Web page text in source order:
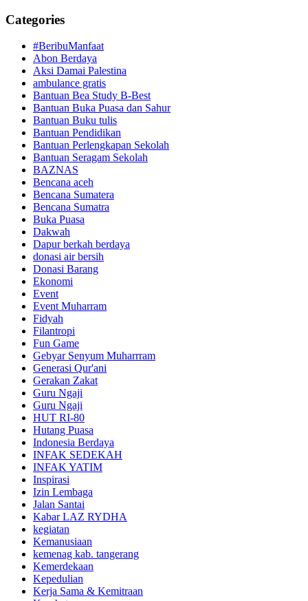
Categories
#BeribuManfaat
Abon Berdaya
Aksi Damai Palestina
ambulance gratis
Bantuan Bea Study B-Best
Bantuan Buka Puasa dan Sahur
Bantuan Buku tulis
Bantuan Pendidikan
Bantuan Perlengkapan Sekolah
Bantuan Seragam Sekolah
BAZNAS
Bencana aceh
Bencana Sumatera
Bencana Sumatra
Buka Puasa
Dakwah
Dapur berkah berdaya
donasi air bersih
Donasi Barang
Ekonomi
Event
Event Muharram
Fidyah
Filantropi
Fun Game
Gebyar Senyum Muharrram
Generasi Qur'ani
Gerakan Zakat
Guru Ngaji
Guru Ngaji
HUT RI-80
Hutang Puasa
Indonesia Berdaya
INFAK SEDEKAH
INFAK YATIM
Inspirasi
Izin Lembaga
Jalan Santai
Kabar LAZ RYDHA
kegiatan
Kemanusiaan
kemenag kab. tangerang
Kemerdekaan
Kepedulian
Kerja Sama & Kemitraan